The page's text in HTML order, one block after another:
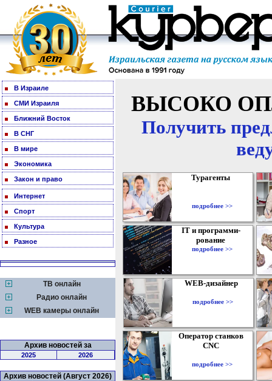
В Израиле
СМИ Израиля
Ближний Восток
В СНГ
В мире
Экономика
Закон и право
Интернет
Спорт
Культура
Разное
ТВ онлайн
Радио онлайн
WEB камеры онлайн
Архив новостей за
2025 2026
Архив новостей (Август 2026)
ВЫСОКО
Получить
Турагенты
подробнее >>
IT и программи-
рование
подробнее >>
WEB-дизайнер
подробнее >>
Оператор станков
CNC
подробнее >>